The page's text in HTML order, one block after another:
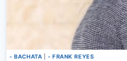
- BACHATA - FRANK REYES